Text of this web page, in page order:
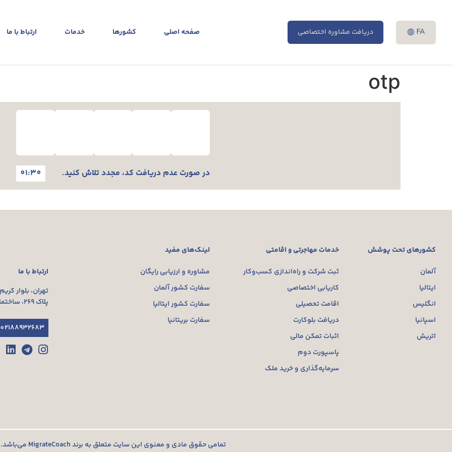
FA دریافت مشاوره اختصاصی صفحه اصلی کشورها خدمات ارتباط با ما
otp
در صورت عدم دریافت کد، مجدد تلاش کنید. 01:30
کشورهای تحت پوشش
آلمان
ایتالیا
انگلیس
اسپانیا
اتریش
خدمات مهاجرتی و اقامتی
ثبت شرکت و راه‌اندازی کسب‌وکار
کاریابی اختصاصی
اقامت تحصیلی
دریافت بلوکارت
اثبات تمکن مالی
پاسپورت دوم
سرمایه‌گذاری و خرید ملک
لینک‌های مفید
مشاوره و ارزیابی رایگان
سفارت کشور آلمان
سفارت کشور ایتالیا
سفارت بریتانیا
ارتباط با ما
تهران، بلوار
پلاک ۲۶۹، ساختمان پردیس ویلا، طبقه سوم، واحد ۳۰۳
02188932683
تمامی حقوق مادی و معنوی این سایت متعلق به برند MigrateCoach می‌باشد.